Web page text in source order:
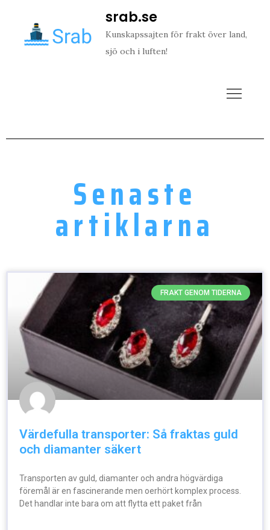
srab.se
Kunskapssajten för frakt över land,
sjö och i luften!
Senaste
artiklarna
FRAKT GENOM TIDERNA
Värdefulla transporter: Så fraktas guld
och diamanter säkert
Transporten av guld, diamanter och andra högvärdiga
föremål är en fascinerande men oerhört komplex process.
Det handlar inte bara om att flytta ett paket från